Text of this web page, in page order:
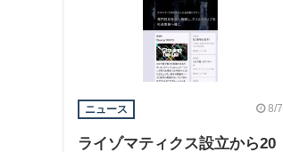
ニュース 8/7
ライゾマティクス設立から20